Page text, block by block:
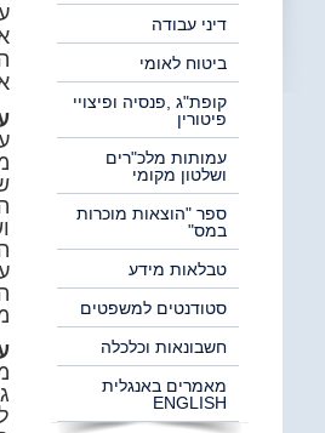
דיני עבודה
ביטוח לאומי
קופת"ג ,פנסיה ופיצויי
פיטורין
עמותות מלכ"רים
ושלטון מקומי
ספר "הוצאות מוכרות
במס"
טבלאות מידע
סטודנטים למשפטים
חשבונאות וכלכלה
מאמרים באנגלית
ENGLISH